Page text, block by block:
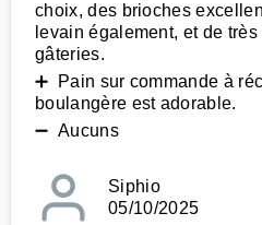
choix, des brioches
levain également, et de
gâteries.
➕ Pain sur commande à
boulangère est adorable.
➖ Aucuns
Siphio
05/10/2025